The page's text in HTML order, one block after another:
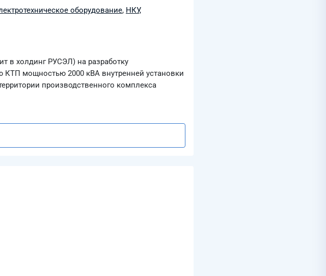
оборудование, НКУ,
в холдинг РУСЭЛ) на разработку
КТП мощностью 2000 кВА внутренней установки
производственного комплекса